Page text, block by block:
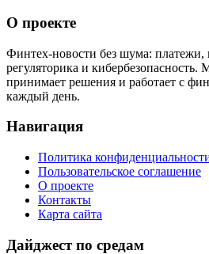
О проекте
Финтех-новости без шума:
регуляторика и
принимает решения и работает с
каждый день.
Навигация
Политика
Пользовательское соглашение
О проекте
Контакты
Карта сайта
Дайджест по средам